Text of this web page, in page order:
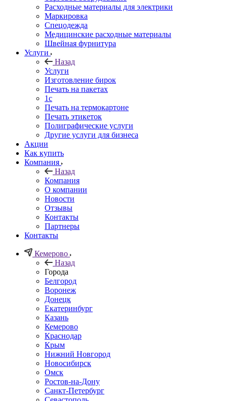
Расходные материалы для электрики
Маркировка
Спецодежда
Медицинские расходные материалы
Швейная фурнитура
Услуги
Назад
Услуги
Изготовление бирок
Печать на пакетах
1c
Печать на термокартоне
Печать этикеток
Полиграфические услуги
Другие услуги для бизнеса
Акции
Как купить
Компания
Назад
Компания
О компании
Новости
Отзывы
Контакты
Партнеры
Контакты
Кемерово
Назад
Города
Белгород
Воронеж
Донецк
Екатеринбург
Казань
Кемерово
Краснодар
Крым
Нижний Новгород
Новосибирск
Омск
Ростов-на-Дону
Санкт-Петербург